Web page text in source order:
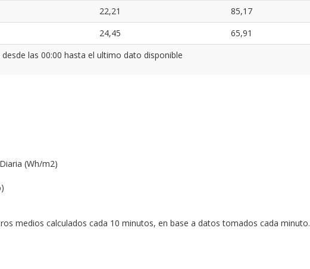
22,21 85,17
24,45 65,91
las 00:00 hasta el ultimo dato disponible
(Wh/m2)
medios calculados cada 10 minutos, en base a datos tomados cada minuto.